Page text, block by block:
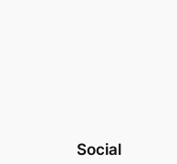
Social